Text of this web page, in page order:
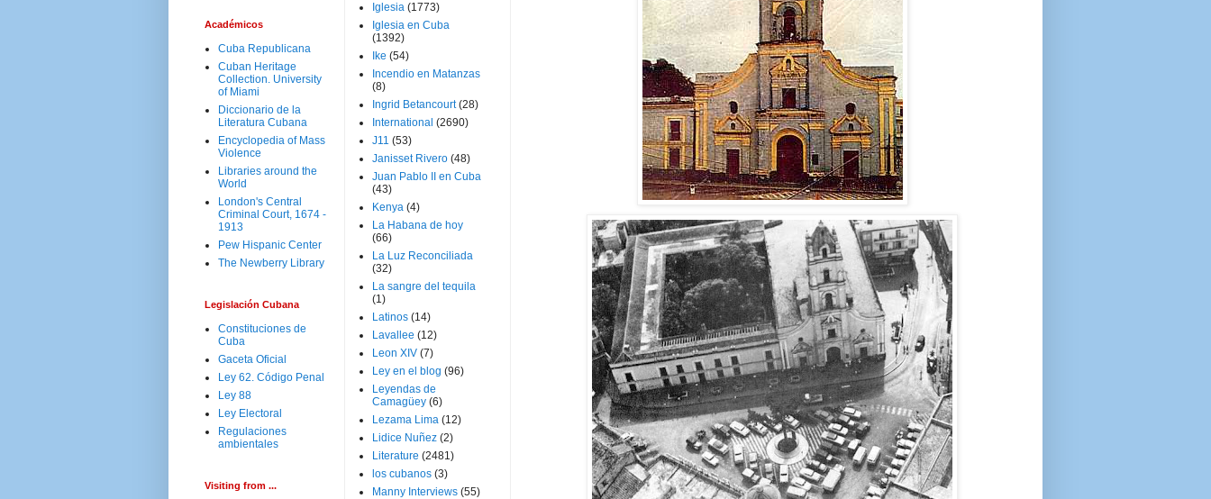
Académicos
Cuba Republicana
Cuban Heritage
Collection. University
of Miami
Diccionario de la
Literatura Cubana
Encyclopedia of Mass
Violence
Libraries around the
World
London's Central
Criminal Court, 1674 -
1913
Pew Hispanic Center
The Newberry Library
Legislación Cubana
Constituciones de
Cuba
Gaceta Oficial
Ley 62. Código Penal
Ley 88
Ley Electoral
Regulaciones
ambientales
Visiting from ...
Iglesia (1773)
Iglesia en Cuba
(1392)
Ike (54)
Incendio en Matanzas
(8)
Ingrid Betancourt (28)
International (2690)
J11 (53)
Janisset Rivero (48)
Juan Pablo II en Cuba
(43)
Kenya (4)
La Habana de hoy
(66)
La Luz Reconciliada
(32)
La sangre del tequila
(1)
Latinos (14)
Lavallee (12)
Leon XIV (7)
Ley en el blog (96)
Leyendas de
Camagüey (6)
Lezama Lima (12)
Lidice Nuñez (2)
Literature (2481)
los cubanos (3)
Manny Interviews (55)